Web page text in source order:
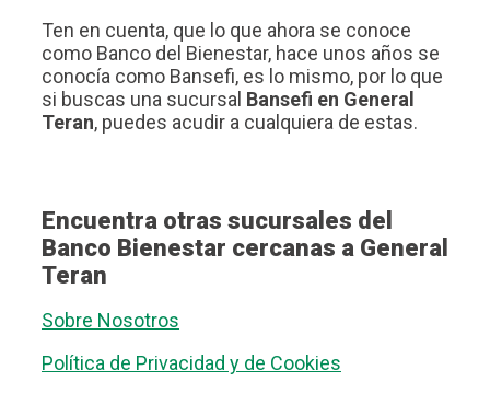
Ten en cuenta, que lo que ahora se conoce
como Banco del Bienestar, hace unos años se
conocía como Bansefi, es lo mismo, por lo que
si buscas una sucursal Bansefi en General
Teran, puedes acudir a cualquiera de estas.
Encuentra otras sucursales del
Banco Bienestar cercanas a General
Teran
Sobre Nosotros
Política de Privacidad y de Cookies